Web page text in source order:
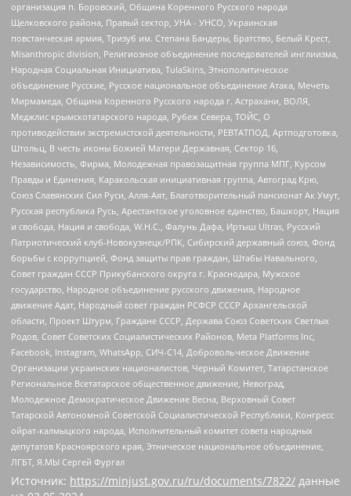
организация п. Боровский, Община Коренного Русского народа
Щелковского района, Правый сектор, УНА - УНСО, Украинская
повстанческая армия, Тризуб им. Степана Бандеры, Братство, Белый Крест,
Misanthropic division, Религиозное объединение последователей инглиизма,
Народная Социальная Инициатива, TulaSkins, Этнополитическое
объединение Русские, Русское национальное объединение Атака, Мечеть
Мирмамеда, Община Коренного Русского народа г. Астрахани, ВОЛЯ,
Меджлис крымскотатарского народа, Рубеж Севера, ТОЙС, О
противодействии экстремистской деятельности, РЕВТАТПОД, Артподготовка,
Штольц, В честь иконы Божией Матери Державная, Сектор 16,
Независимость, Фирма, Молодежная правозащитная группа МПГ, Курсом
Правды и Единения, Каракольская инициативная группа, Автоград Крю,
Союз Славянских Сил Руси, Алля-Аят, Благотворительный пансионат Ак Умут,
Русская республика Русь, Арестантское уголовное единство, Башкорт, Нация
и свобода, Нация и свобода, W.H.С., Фалунь Дафа, Иртыш Ultras, Русский
Патриотический клуб-Новокузнецк/РПК, Сибирский державный союз, Фонд
борьбы с коррупцией, Фонд защиты прав граждан, Штабы Навального,
Совет граждан СССР Прикубанского округа г. Краснодара, Мужское
государство, Народное объединение русского движения, Народное
движение Адат, Народный совет граждан РСФСР СССР Архангельской
области, Проект Штурм, Граждане СССР, Держава Союз Советских Светлых
Родов, Совет Советских Социалистических Районов, Meta Platforms Inc,
Facebook, Instagram, WhatsApp, СИЧ-С14, Добровольческое Движение
Организации украинских националистов, Черный Комитет, Татарстанское
Региональное Всетатарское общественное движение, Невоград,
Молодежное Демократическое Движение Весна, Верховный Совет
Татарской Автономной Советской Социалистической Республики, Конгресс
ойрат-калмыцкого народа, Исполнительный комитет совета народных
депутатов Красноярского края, Этническое национальное объединение,
ЛГБТ, Я.МЫ Сергей Фургал
Источник: https://minjust.gov.ru/ru/documents/7822/ данные